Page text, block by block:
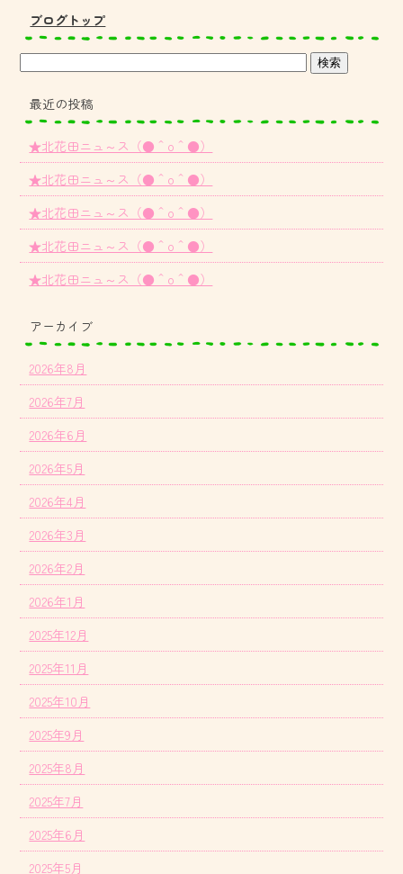
ブログトップ
最近の投稿
★北花田ニュ～ス（●＾o＾●）
★北花田ニュ～ス（●＾o＾●）
★北花田ニュ～ス（●＾o＾●）
★北花田ニュ～ス（●＾o＾●）
★北花田ニュ～ス（●＾o＾●）
アーカイブ
2026年8月
2026年7月
2026年6月
2026年5月
2026年4月
2026年3月
2026年2月
2026年1月
2025年12月
2025年11月
2025年10月
2025年9月
2025年8月
2025年7月
2025年6月
2025年5月